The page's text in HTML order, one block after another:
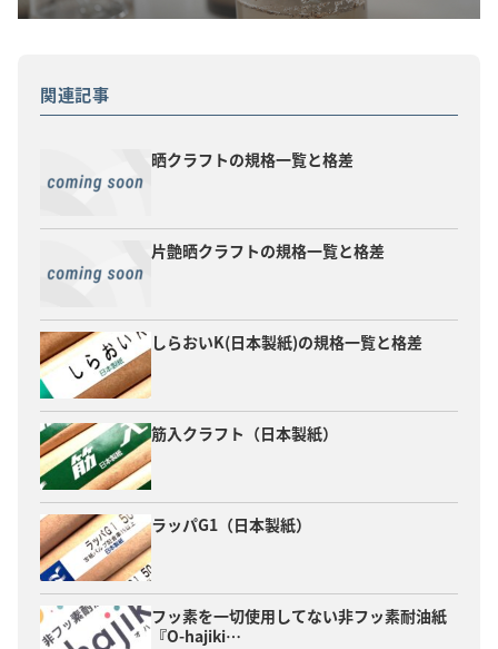
関連記事
晒クラフトの規格一覧と格差
片艶晒クラフトの規格一覧と格差
しらおいK(日本製紙)の規格一覧と格差
筋入クラフト（日本製紙）
ラッパG1（日本製紙）
フッ素を一切使用してない非フッ素耐油紙
『O-hajiki…